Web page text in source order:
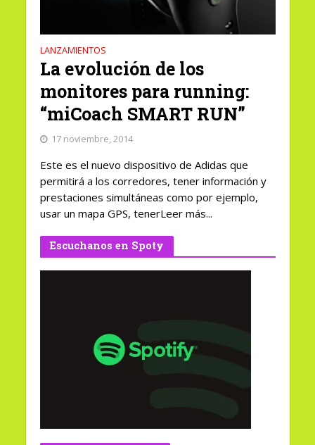
LANZAMIENTOS
La evolución de los
monitores para running:
“miCoach SMART RUN”
17 noviembre, 2014
Este es el nuevo dispositivo de Adidas que
permitirá a los corredores, tener información y
prestaciones simultáneas como por ejemplo,
usar un mapa GPS, tenerLeer más...
Escuchanos en Spoty